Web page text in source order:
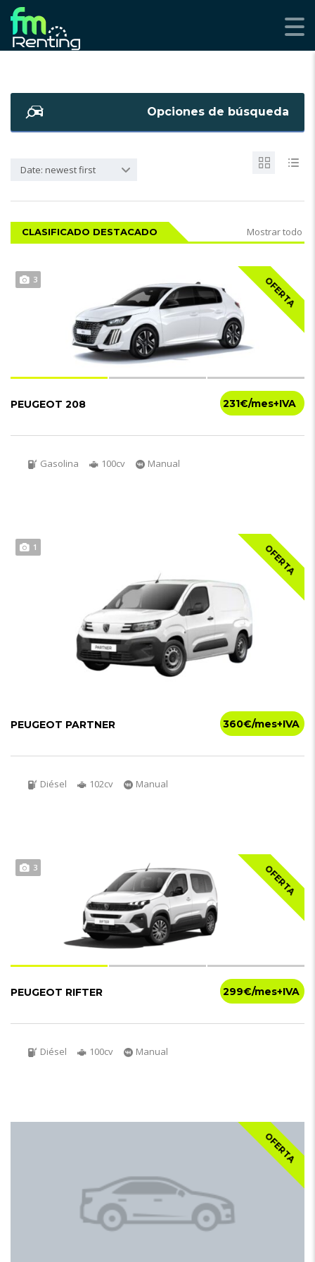
Opciones de búsqueda
Date: newest first
CLASIFICADO DESTACADO Mostrar todo
OFERTA
3
231€
PEUGEOT 208
Gasolina 100cv Manual
OFERTA
1
360€
PEUGEOT PARTNER
Diésel 102cv Manual
OFERTA
3
299€
PEUGEOT RIFTER
Diésel 100cv Manual
OFERTA